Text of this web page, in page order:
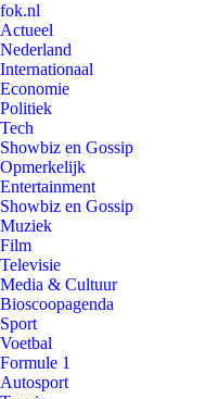
fok.nl
Actueel
Nederland
Internationaal
Economie
Politiek
Tech
Showbiz en Gossip
Opmerkelijk
Entertainment
Showbiz en Gossip
Muziek
Film
Televisie
Media & Cultuur
Bioscoopagenda
Sport
Voetbal
Formule 1
Autosport